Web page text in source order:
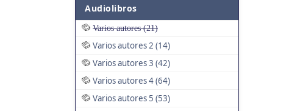
Audiolibros
Varios autores (21)
Varios autores 2 (14)
Varios autores 3 (42)
Varios autores 4 (64)
Varios autores 5 (53)